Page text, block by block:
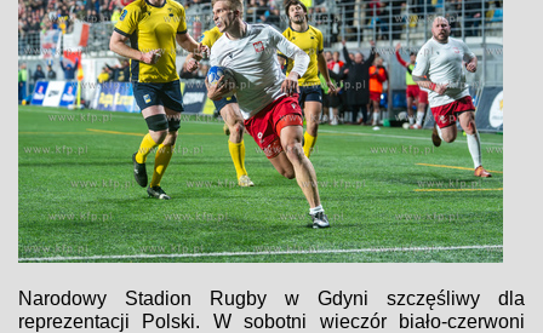
Narodowy Stadion Rugby w Gdyni szczęśliwy dla
reprezentacji Polski. W sobotni wieczór biało-czerwoni